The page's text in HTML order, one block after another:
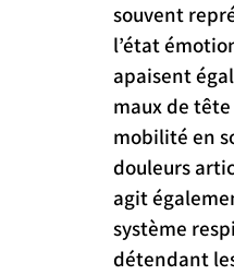
souvent
l’état
apaisent
maux de
mobilité en
douleurs
agit
système
détendant